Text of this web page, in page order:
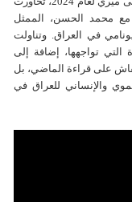
مع محمد الحسن، الممثل
في العراق. وتناولت
التي تواجهها، إضافة إلى
على قراءة الماضي، بل
والإنساني للعراق في